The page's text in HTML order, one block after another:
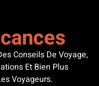
Conseils De Voyage,
Et Bien Plus
Voyageurs.